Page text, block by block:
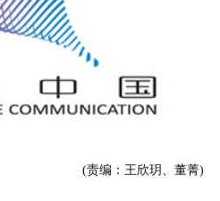
(责编：王欣玥、董菁)